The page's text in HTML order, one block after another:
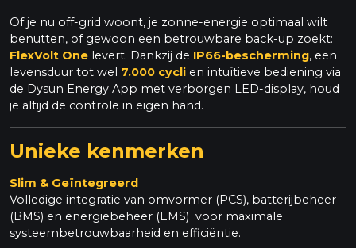
Of je nu off-grid woont, je zonne-energie optimaal wilt
benutten, of gewoon een betrouwbare back-up zoekt:
FlexVolt One levert. Dankzij de IP66-bescherming, een
levensduur tot wel 7.000 cycli en intuïtieve bediening via
de Dysun Energy App met verborgen LED-display, houd
je altijd de controle in eigen hand.
Unieke kenmerken
Slim & Geïntegreerd
Volledige integratie van omvormer (PCS), batterijbeheer
(BMS) en energiebeheer (EMS) voor maximale
systeembetrouwbaarheid en efficiëntie.